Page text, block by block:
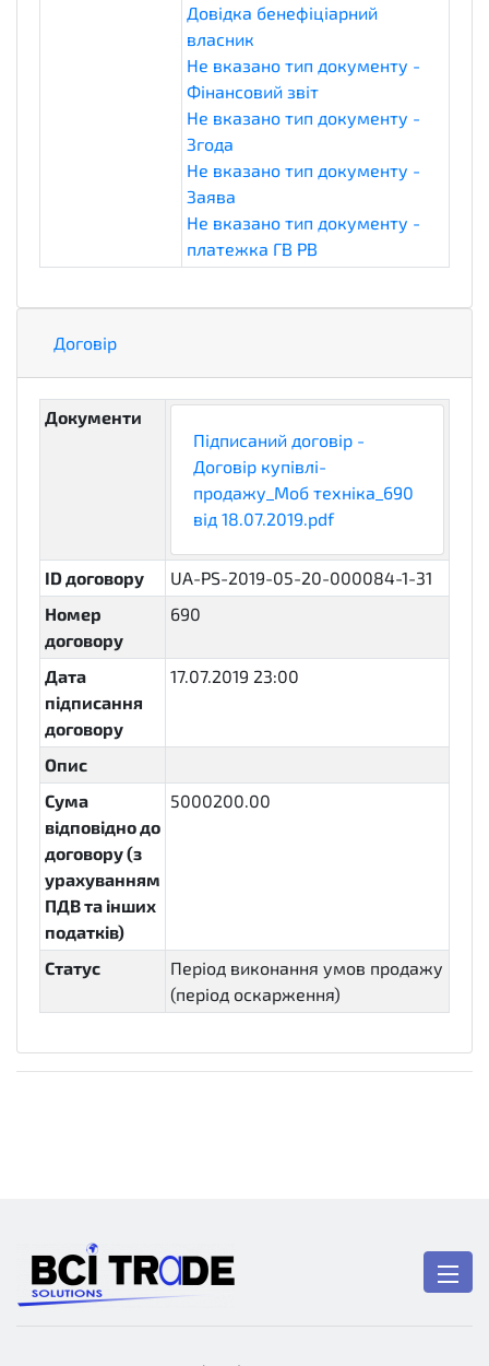
Довідка бенефіціарний
власник
Не вказано тип документу -
Фінансовий звіт
Не вказано тип документу -
Згода
Не вказано тип документу -
Заява
Не вказано тип документу -
платежка ГВ РВ
Договір
Документи
Підписаний договір -
Договір купівлі-
продажу_Моб техніка_690
від 18.07.2019.pdf
ID договору
UA-PS-2019-05-20-000084-1-31
Номер
договору
690
Дата
підписання
договору
17.07.2019 23:00
Опис
Сума
відповідно до
договору (з
урахуванням
ПДВ та інших
податків)
5000200.00
Статус
Період виконання умов продажу
(період оскарження)